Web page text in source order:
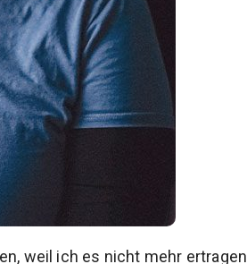
weil ich es nicht mehr ertragen